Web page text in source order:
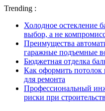
Trending :
Холодное остекление
выбор, а не
Преимущества
гаражные подъемные
Бюджетная отделка
Как оформить потолок
для ремонта
Профессиональный
риски при